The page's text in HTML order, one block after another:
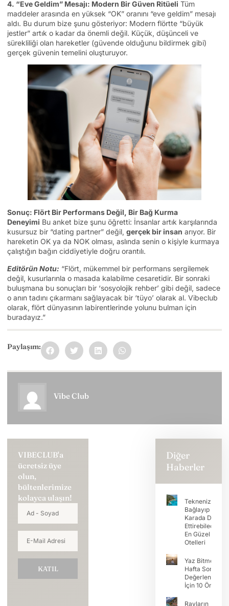
4. “Eve Geldim” Mesajı: Modern Bir Güven Ritüeli Tüm
maddeler arasında en yüksek “OK” oranını “eve geldim” mesajı
aldı. Bu durum bize şunu gösteriyor: Modern flörtte “büyük
jestler” artık o kadar da önemli değil. Küçük, düşünceli ve
sürekliliği olan hareketler (güvende olduğunu bildirmek gibi)
gerçek güvenin temelini oluşturuyor.
Sonuç: Flört Bir Performans Değil, Bir Bağ Kurma
Deneyimi Bu anket bize şunu öğretti: İnsanlar artık karşılarında
kusursuz bir “dating partner” değil, gerçek bir insan arıyor. Bir
hareketin OK ya da NOK olması, aslında senin o kişiyle kurmaya
çalıştığın bağın ciddiyetiyle doğru orantılı.
Editörün Notu: “Flört, mükemmel bir performans sergilemek
değil, kusurlarınla o masada kalabilme cesaretidir. Bir sonraki
buluşmana bu sonuçları bir ‘sosyolojik rehber’ gibi değil, sadece
o anın tadını çıkarmanı sağlayacak bir ‘tüyo’ olarak al. Vibeclub
olarak, flört dünyasının labirentlerinde yolunu bulman için
buradayız.”
Paylaşım:
Vibe Club
VIBECLUB'a
ücretsiz üye
olun,
bültenlerimize
kolayca ulaşın!
KATIL
Diğer
Haberler
Teknenizi
Bağlayıp Tatili
Karada Devam
En Güzel Koy
Otelleri
Yaz Bitmeden
Hafta Sonunu
İçin 10 Öneri
Rayların